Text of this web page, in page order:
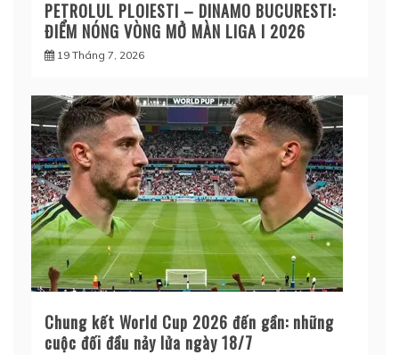
PETROLUL PLOIESTI – DINAMO BUCURESTI:
ĐIỂM NÓNG VÒNG MỞ MÀN LIGA I 2026
19 Tháng 7, 2026
Chung kết World Cup 2026 đến gần: những
cuộc đối đầu nảy lửa ngày 18/7